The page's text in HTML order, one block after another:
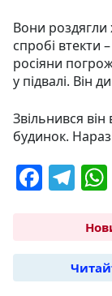
Вони роздягли
спробі втекти
росіяни
у підвалі. Він
Звільнився
будинок.
F
e
b
T
e
g
ra